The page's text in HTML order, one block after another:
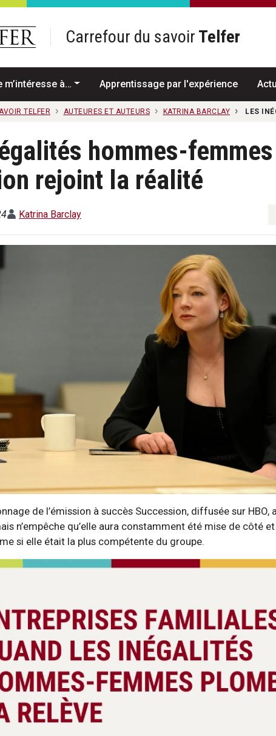
Carrefour du savoir Telfer
m’intéresse à… Apprentissage par l'expérience
TELFER AUTEURES ET AUTEURS KATRINA BARCLAY LES
hommes-
rejoint la réalité
Katrina Barclay
de l’émission à succès Succession, diffusée sur HBO,
n’empêche qu’elle aura constamment été mise de côté
si elle était la plus compétente du groupe.